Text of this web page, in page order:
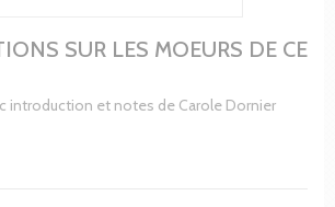
SUR LES MOEURS DE CE
introduction et notes de Carole Dornier